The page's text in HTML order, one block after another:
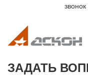
ЗАДАТЬ